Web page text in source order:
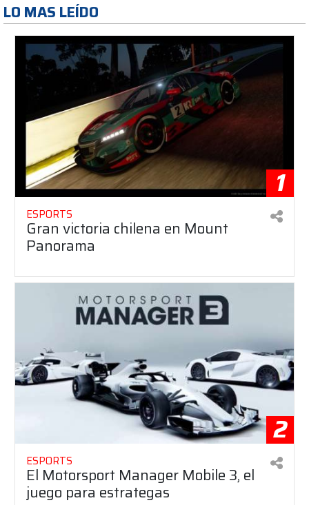
LO MAS LEÍDO
1
ESPORTS
Gran victoria chilena en Mount
Panorama
2
ESPORTS
El Motorsport Manager Mobile 3, el
juego para estrategas